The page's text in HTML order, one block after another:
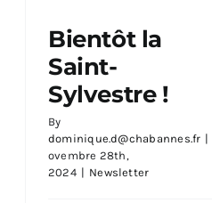
Sylvestre !
Bientôt la
Saint-
Sylvestre !
By
dominique.d@chabannes.fr |
ovembre 28th,
2024 | Newsletter